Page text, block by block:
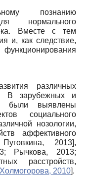
познанию
нормального
Вместе с тем
и, как следствие,
различных
В зарубежных и
были выявлены
социального
нозологии,
аффективного
Пуговкина, 2013],
; Рычкова, 2013;
расстройств,
Холмогорова, 2010].